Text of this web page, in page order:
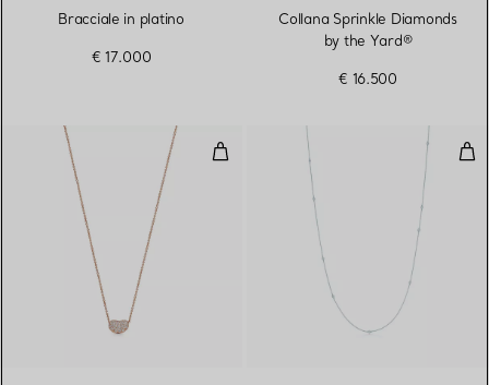
Bracciale in platino
€ 17.000
Collana Sprinkle Diamonds
by the Yard®
€ 16.500
Pendente in oro rosa con
2 Materiali